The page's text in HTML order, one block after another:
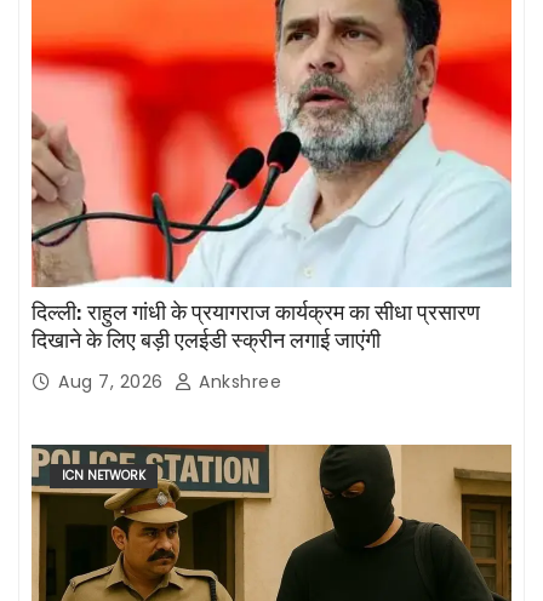
दिल्ली: राहुल गांधी के प्रयागराज कार्यक्रम का सीधा प्रसारण
दिखाने के लिए बड़ी एलईडी स्क्रीन लगाई जाएंगी
Aug 7, 2026 Ankshree
ICN NETWORK